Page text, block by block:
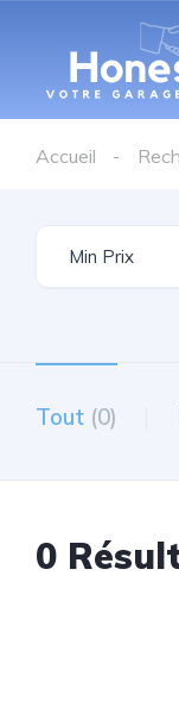
Accueil
Tout (0)
0